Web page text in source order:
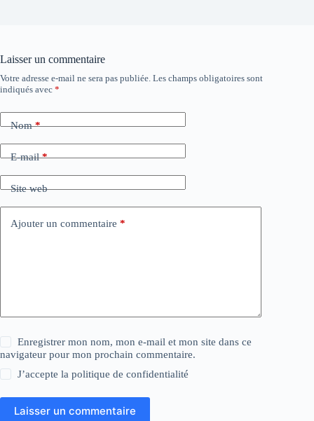
Laisser un commentaire
Votre adresse e-mail ne sera pas publiée. Les champs obligatoires sont
indiqués avec *
Nom*
E-mail*
Site web
Ajouter un commentaire *
Enregistrer mon nom, mon e-mail et mon site dans ce
navigateur pour mon prochain commentaire.
J’accepte lapolitique de confidentialité
Laisser un commentaire